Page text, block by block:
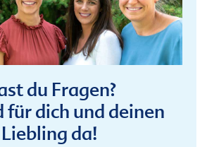
du Fragen?
für dich und deinen
Liebling da!